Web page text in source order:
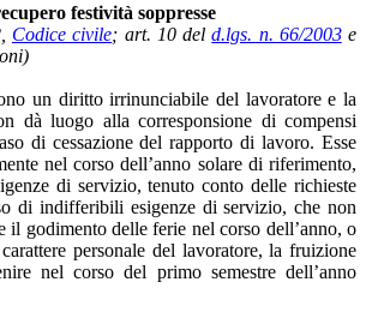
festività soppresse
Codice civile; art. 10 deld.lgs. n. 66/2003e
un diritto irrinunciabile del lavoratore e la
dà luogo alla corresponsione di compensi
di cessazione del rapporto di lavoro. Esse
nel corso dell’anno solare di riferimento,
di servizio, tenuto conto delle richieste
di indifferibili esigenze di servizio, che non
il godimento delle ferie nel corso dell’anno, o
personale del lavoratore, la fruizione
nel corso del primo semestre dell’anno